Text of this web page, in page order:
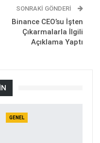
SONRAKI GÖNDERI
Binance CEO’su İşten
Çıkarmalarla İlgili
Açıklama Yaptı
GENEL